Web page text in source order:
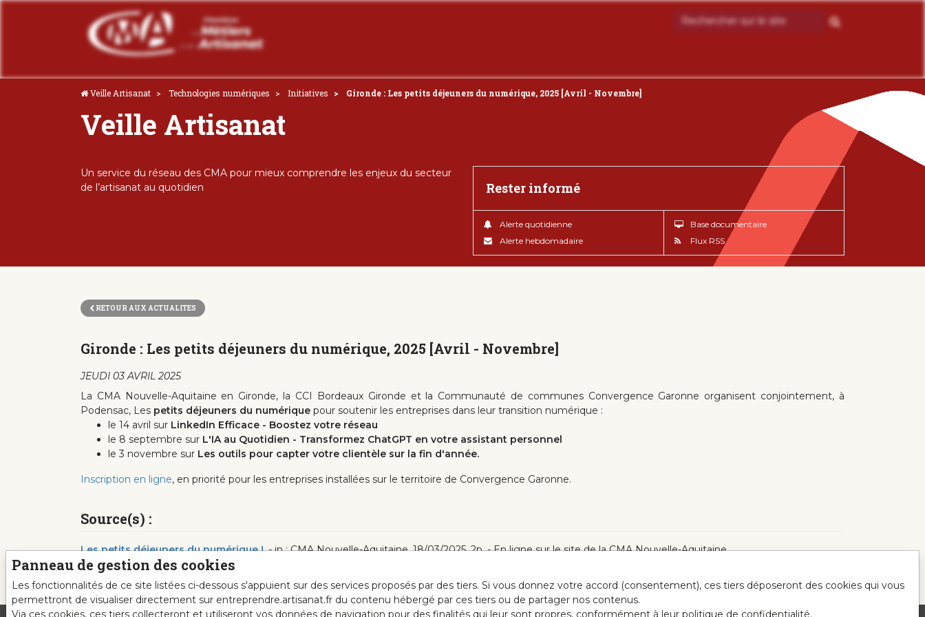
Veille Artisanat Technologies numériques Initiatives Gironde : Les petits déjeuners du numérique, 2025 [Avril - Novembre]
Veille Artisanat
Un service du réseau des CMA pour mieux comprendre les enjeux du secteur
de l’artisanat au quotidien
Rester informé
Alerte quotidienne
Alerte hebdomadaire
Base documentaire
Flux RSS
RETOUR AUX ACTUALITES
Gironde : Les petits déjeuners du numérique, 2025 [Avril - Novembre]
JEUDI 03 AVRIL 2025
La CMA Nouvelle-Aquitaine en Gironde, la CCI Bordeaux Gironde et la Communauté de communes Convergence Garonne organisent conjointement, à
Podensac, Les petits déjeuners du numérique pour soutenir les entreprises dans leur transition numérique :
le 14 avril sur LinkedIn Efficace - Boostez votre réseau
le 8 septembre sur L'IA au Quotidien - Transformez ChatGPT en votre assistant personnel
le 3 novembre sur Les outils pour capter votre clientèle sur la fin d'année.
Inscription en ligne, en priorité pour les entreprises installées sur le territoire de Convergence Garonne.
Source(s) :
Les petits déjeuners du numérique !.- in : CMA Nouvelle-Aquitaine, 18/03/2025, 2p. - En ligne sur le site de la CMA Nouvelle-Aquitaine
Panneau de gestion des cookies
Les fonctionnalités de ce site listées ci-dessous s'appuient sur des services proposés par des tiers. Si vous donnez votre accord (consentement), ces tiers déposeront des cookies qui vous
permettront de visualiser directement sur entreprendre.artisanat.fr du contenu hébergé par ces tiers ou de partager nos contenus.
Via ces cookies, ces tiers collecteront et utiliseront vos données de navigation pour des finalités qui leur sont propres, conformément à leur politique de confidentialité.